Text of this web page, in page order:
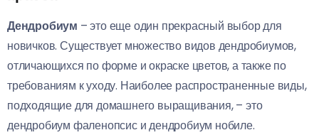
Дендробиум – это еще один прекрасный выбор для
новичков. Существует множество видов дендробиумов,
отличающихся по форме и окраске цветов, а также по
требованиям к уходу. Наиболее распространенные виды,
подходящие для домашнего выращивания, – это
дендробиум фаленопсис и дендробиум нобиле.